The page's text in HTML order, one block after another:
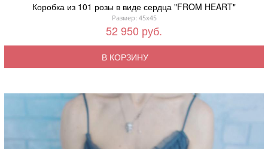
Коробка из 101 розы в виде сердца "FROM HEART"
Размер: 45x45
52 950 руб.
В КОРЗИНУ